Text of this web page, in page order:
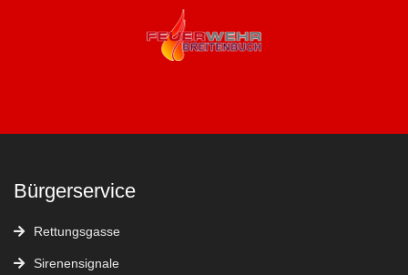
Bürgerservice
Rettungsgasse
Sirenensignale